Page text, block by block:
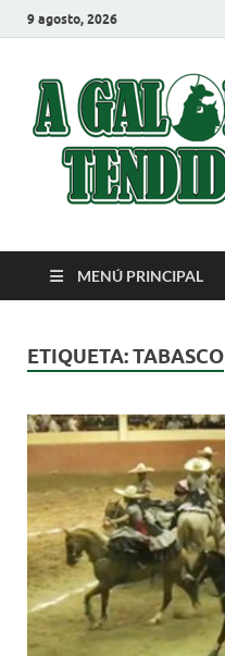
9 agosto, 2026
MENÚ PRINCIPAL
ETIQUETA:TABASCO